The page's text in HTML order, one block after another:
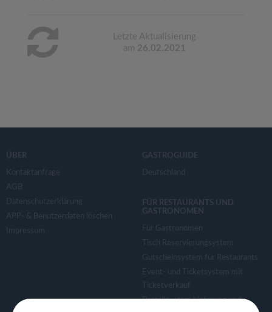
Letzte Aktualisierung
am 26.02.2021
ÜBER
Kontaktanfrage
AGB
Datenschutzerklärung
APP- & Benutzerdaten löschen
Impressum
GASTROGUIDE
Deutschland
FÜR RESTAURANTS UND
GASTRONOMEN
Für Gastronomen
Tisch Reservierungsystem
Gutscheinsystem für Restaurants
Event- und Ticketsystem mit
Ticketverkauf
Bestellsystem Lieferung und